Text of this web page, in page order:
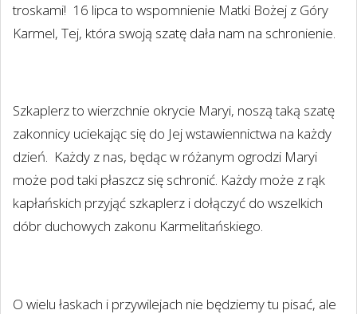
troskami! 16 lipca to wspomnienie Matki Bożej z Góry
Karmel, Tej, która swoją szatę dała nam na schronienie.
Szkaplerz to wierzchnie okrycie Maryi, noszą taką szatę
zakonnicy uciekając się do Jej wstawiennictwa na każdy
dzień. Każdy z nas, będąc w różanym ogrodzi Maryi
może pod taki płaszcz się schronić. Każdy może z rąk
kapłańskich przyjąć szkaplerz i dołączyć do wszelkich
dóbr duchowych zakonu Karmelitańskiego.
O wielu łaskach i przywilejach nie będziemy tu pisać, ale